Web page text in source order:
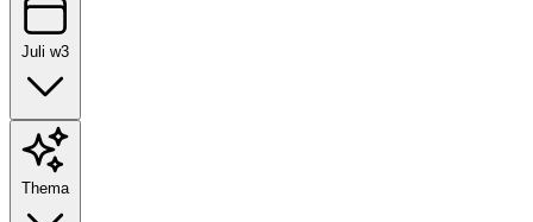
Juli w3
Thema